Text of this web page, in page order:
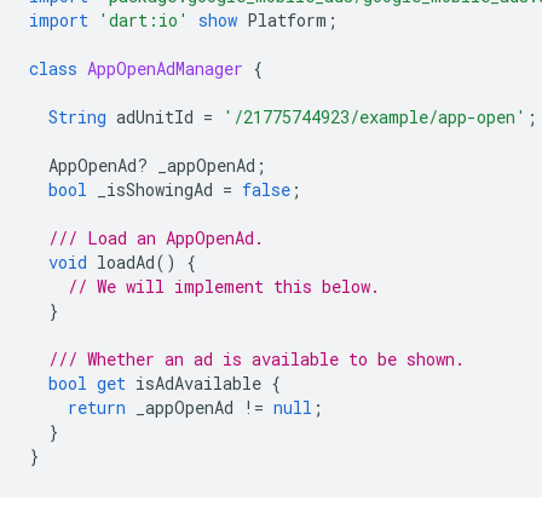
import 'dart:io' show Platform ;
class AppOpenAdManager {
String adUnitId = '/21775744923/example/app-open' ;
AppOpenAd? _appOpenAd ;
bool
_isShowingAd = false ;
/// Load an AppOpenAd.
void loadAd()
{
// We will implement this below.
}
/// Whether an ad is available to be shown.
bool get isAdAvailable {
return
_appOpenAd != null ;
}
}